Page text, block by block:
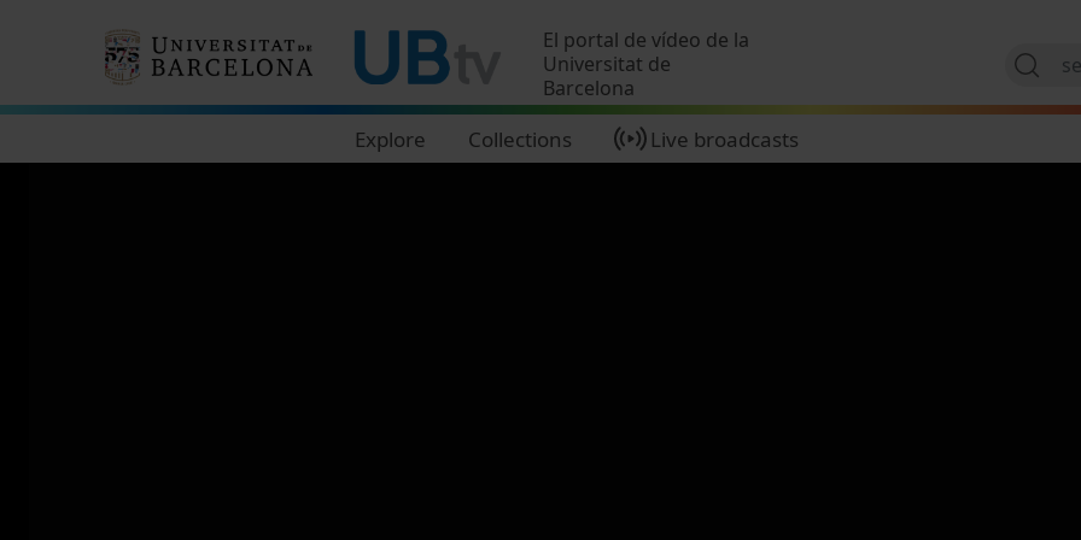
El portal de vídeo de la
Universitat de
Barcelona
Explore Collections Live broadcasts